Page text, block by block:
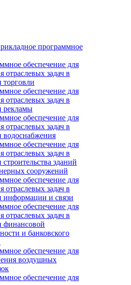
программное
обеспечение для
отраслевых задач в
торговли
обеспечение для
отраслевых задач в
рекламы
обеспечение для
отраслевых задач в
водоснабжения
обеспечение для
отраслевых задач в
строительства зданий
сооружений
обеспечение для
отраслевых задач в
информации и связи
обеспечение для
отраслевых задач в
финансовой
и банковского
обеспечение для
воздушных
обеспечение для